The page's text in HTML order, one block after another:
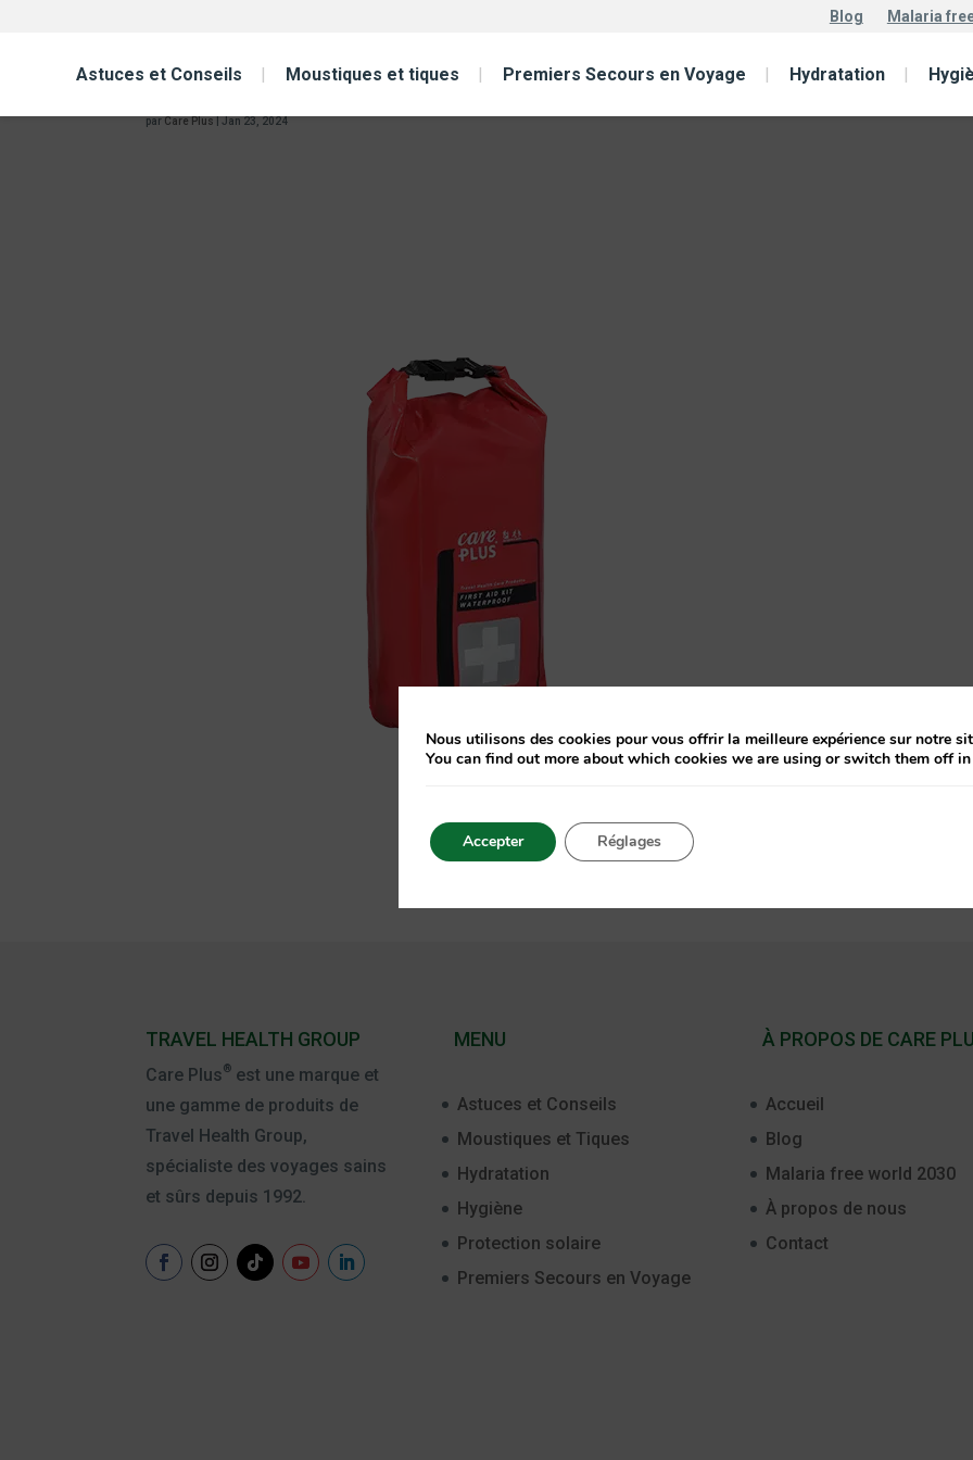
Blog Malaria
Astuces et Conseils Moustiques et tiques Premiers Secours en Voyage Hydratation
Care Plus® First Aid Kit – Waterproof
par Care Plus |Jan 23, 2024
TRAVEL HEALTH GROUP
Care Plus® est une marque et
une gamme de produits de
Travel Health Group,
spécialiste des voyages sains
et sûrs depuis 1992.
MENU
Astuces et Conseils
Moustiques et Tiques
Hydratation
Hygiène
Protection solaire
Premiers Secours en Voyage
À PROPOS DE CARE
Accueil
Blog
Malaria free world 2030
À propos de nous
Contact
Nous utilisons des cookies pour vous offrir la meilleure expérience sur notre
You can find out more about which cookies we are using or switch them off in
Accepter Réglages